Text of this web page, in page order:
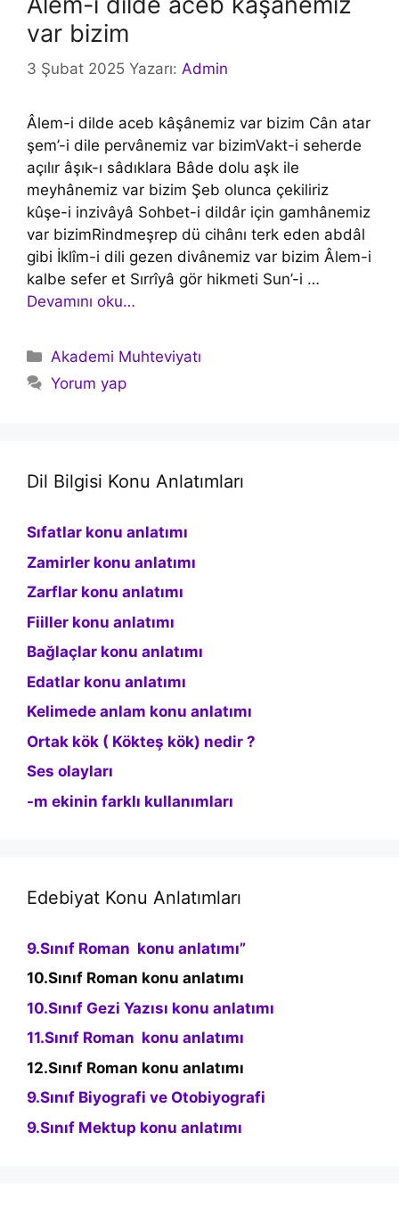
var bizim
3 Şubat 2025 Yazarı: Admin
Âlem-i dilde aceb kâşânemiz var bizim Cân atar
şem’-i dile pervânemiz var bizimVakt-i seherde
açılır âşık-ı sâdıklara Bâde dolu aşk ile
meyhânemiz var bizim Şeb olunca çekiliriz
kûşe-i inzivâyâ Sohbet-i dildâr için gamhânemiz
var bizimRindmeşrep dü cihânı terk eden abdâl
gibi İklîm-i dili gezen divânemiz var bizim Âlem-i
kalbe sefer et Sırrîyâ gör hikmeti Sun’-i …
Devamını oku…
Kategoriler
Akademi Muhteviyatı
Yorum yap
Dil Bilgisi Konu Anlatımları
Sıfatlar konu anlatımı
Zamirler konu anlatımı
Zarflar konu anlatımı
Fiiller konu anlatımı
Bağlaçlar konu anlatımı
Edatlar konu anlatımı
Kelimede anlam konu anlatımı
Ortak kök ( Kökteş kök) nedir ?
Ses olayları
-m ekinin farklı kullanımları
Edebiyat Konu Anlatımları
9.Sınıf Roman konu anlatımı”
10.Sınıf Roman konu anlatımı
10.Sınıf Gezi Yazısı konu anlatımı
11.Sınıf Roman konu anlatımı
12.Sınıf Roman konu anlatımı
9.Sınıf Biyografi ve Otobiyografi
9.Sınıf Mektup konu anlatımı